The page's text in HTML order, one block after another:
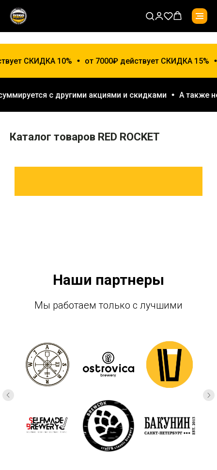
СКИДКА 10% от 7000₽ действует СКИДКА 15%
с другими акциями и скидками А также
Каталог товаров RED ROCKET
Наши партнеры
Мы работаем только с лучшими